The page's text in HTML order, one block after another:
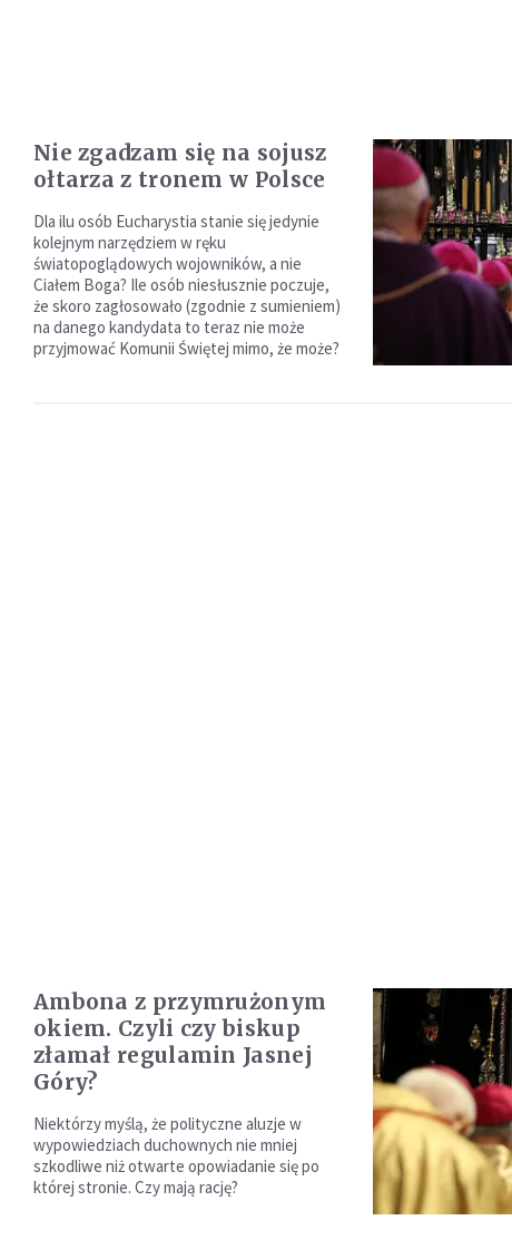
Nie zgadzam się na sojusz
ołtarza z tronem w Polsce
Dla ilu osób Eucharystia stanie się jedynie
kolejnym narzędziem w ręku
światopoglądowych wojowników, a nie
Ciałem Boga? Ile osób niesłusznie poczuje,
że skoro zagłosowało (zgodnie z sumieniem)
na danego kandydata to teraz nie może
przyjmować Komunii Świętej mimo, że może?
Ambona z przymrużonym
okiem. Czyli czy biskup
złamał regulamin Jasnej
Góry?
Niektórzy myślą, że polityczne aluzje w
wypowiedziach duchownych nie mniej
szkodliwe niż otwarte opowiadanie się po
której stronie. Czy mają rację?